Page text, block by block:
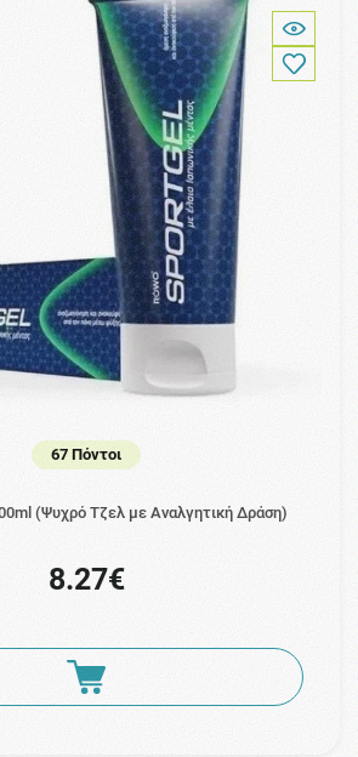
67 Πόντοι
(Ψυχρό Τζελ με Αναλγητική Δράση)
8.27€